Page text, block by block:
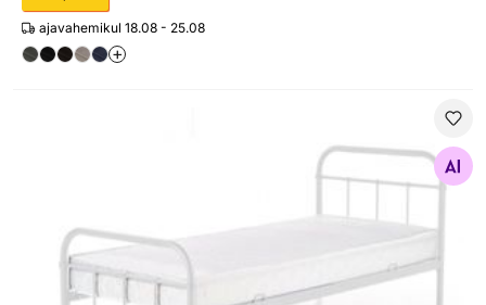
ajavahemikul 18.08 - 25.08
+